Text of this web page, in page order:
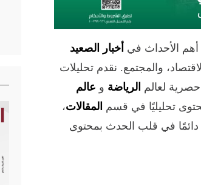
أهم الأحداث في أخبار الصعيد
والمجتمع. نقدم تحليلات
لعالم الرياضة و عالم
تحليليًا في قسم المقالات،
دائمًا في قلب الحدث بمحتوى